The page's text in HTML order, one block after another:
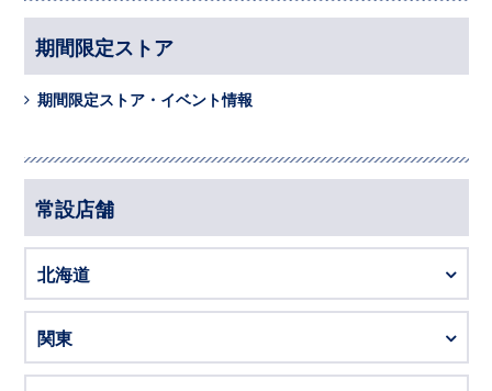
期間限定ストア
期間限定ストア・イベント情報
常設店舗
北海道
関東